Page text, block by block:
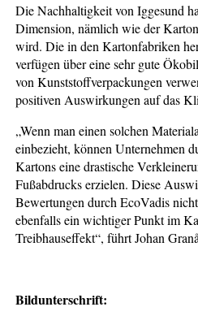
Die Nachhaltigkeit von Iggesund
Dimension, nämlich wie der
wird. Die in den Kartonfabriken
verfügen über eine sehr gute
von Kunststoffverpackungen
positiven Auswirkungen auf das
„Wenn man einen solchen
einbezieht, können Unternehmen
Kartons eine drastische
Fußabdrucks erzielen. Diese
Bewertungen durch EcoVadis
ebenfalls ein wichtiger Punkt im
Treibhauseffekt“, führt Johan
Bildunterschrift: